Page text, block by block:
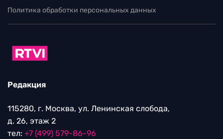
Политика обработки персональных данных
Редакция
115280, г. Москва, ул. Ленинская слобода,
д. 26, этаж 2
тел: +7 (499) 579-86-96